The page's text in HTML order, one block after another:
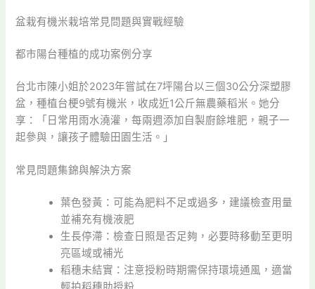
盆栽有機米栽培常見問題與實戰經驗
都市陽台種植的成功案例分享
台北市陳小姐於2023年嘗試在7坪陽台以三個30公分深塑膠
盆，種植台梗9號有機米，收成近1公斤無農藥稻米。她分
享：「日常用雨水澆灌，每兩週添加自製廚餘堆肥，親子一
起參與，讓孩子體驗田園生活。」
常見問題集錦與解決方案
葉色發黃：可能為肥料不足或過多，建議檢查用量
並補充有機液肥
生長停滯：檢查日照是否足夠，必要時移動至更明
亮區域或補光
稻穗未結實：注意授粉時期需保持環境通風，適當